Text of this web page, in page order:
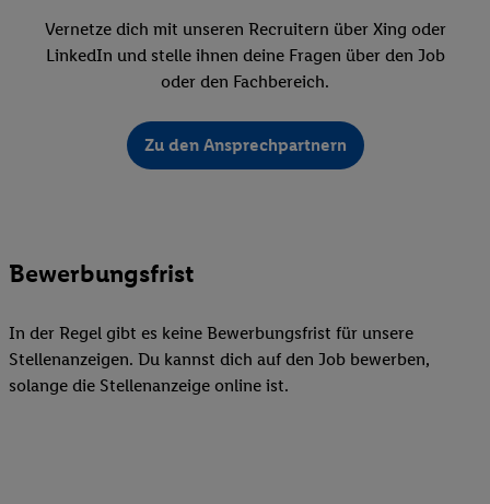
Vernetze dich mit unseren Recruitern über Xing oder
LinkedIn und stelle ihnen deine Fragen über den Job
oder den Fachbereich.
Zu den Ansprechpartnern
Bewerbungsfrist
In der Regel gibt es keine Bewerbungsfrist für unsere
Stellenanzeigen. Du kannst dich auf den Job bewerben,
solange die Stellenanzeige online ist.